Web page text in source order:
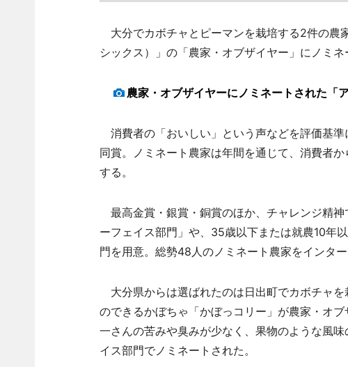
大分でカボチャとピーマンを栽培する2件の農
シックス）」の「農家・オブザイヤー」にノミネ
農家・オブザイヤーにノミネートされた「
消費者の「おいしい」という声などを評価基
同賞。ノミネート農家は年間を通じて、消費者
する。
最高金賞・銀賞・銅賞のほか、チャレンジ精
ーフェイス部門」や、35歳以下または就農10年
門を用意。総勢48人のノミネート農家をインター
大分県からは選ばれたのは日出町でカボチャ
のできるかぼちゃ「かぼっコリー」が農家・オ
一さんの苦みや臭みが少なく、果物のような風
イス部門でノミネートされた。